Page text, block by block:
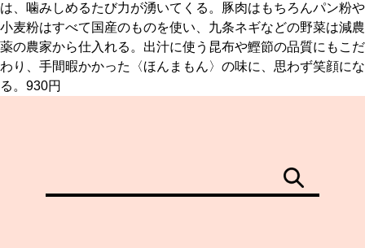
おすすめの映画
誠光社で選びました。
おすすめの本
は、噛みしめるたび力が湧いてくる。豚肉はもちろんパン粉や
小麦粉はすべて国産のものを使い、九条ネギなどの野菜は減農
薬の農家から仕入れる。出汁に使う昆布や鰹節の品質にもこだ
わり、手間暇かかった〈ほんまもん〉の味に、思わず笑顔にな
る。930円